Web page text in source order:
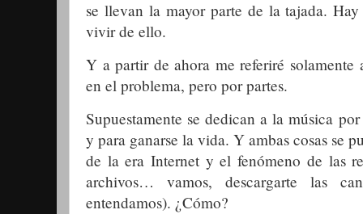
se llevan la mayor parte de la tajada.
vivir de ello.
Y a partir de ahora me referiré solamente
en el problema, pero por partes.
Supuestamente se dedican a la música
y para ganarse la vida. Y ambas cosas se
de la era Internet y el fenómeno de las
archivos… vamos, descargarte las
entendamos). ¿Cómo?